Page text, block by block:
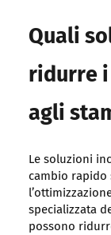
Quali
ridurre
agli
Le soluzioni
cambio rapido
specializzata
possono